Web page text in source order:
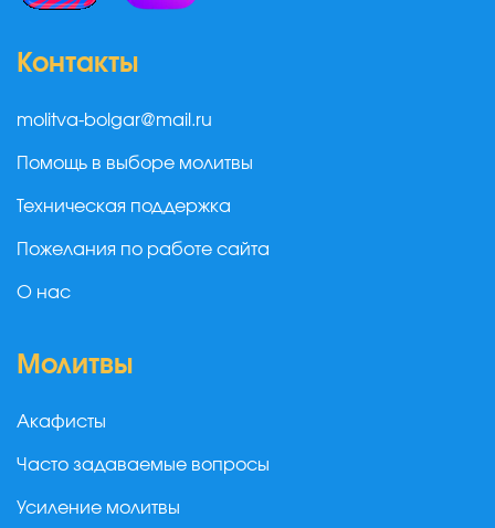
Контакты
molitva-bolgar@mail.ru
Помощь в выборе молитвы
Техническая поддержка
Пожелания по работе сайта
О нас
Молитвы
Акафисты
Часто задаваемые вопросы
Усиление молитвы